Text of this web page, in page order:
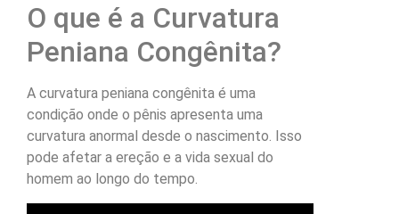
O que é a Curvatura
Peniana Congênita?
A curvatura peniana congênita é uma
condição onde o pênis apresenta uma
curvatura anormal desde o nascimento. Isso
pode afetar a ereção e a vida sexual do
homem ao longo do tempo.